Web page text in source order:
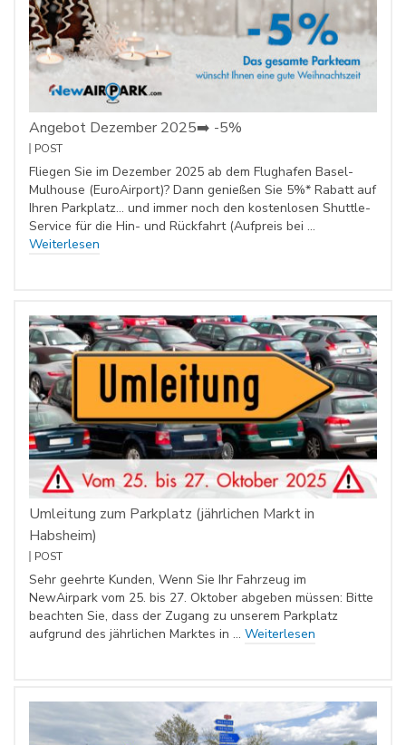
Angebot Dezember 2025➡️ -5%
POST
Fliegen Sie im Dezember 2025 ab dem Flughafen Basel-
Mulhouse (EuroAirport)? Dann genießen Sie 5%* Rabatt auf
Ihren Parkplatz… und immer noch den kostenlosen Shuttle-
Service für die Hin- und Rückfahrt (Aufpreis bei …
Weiterlesen
Umleitung zum Parkplatz (jährlichen Markt in
Habsheim)
POST
Sehr geehrte Kunden, Wenn Sie Ihr Fahrzeug im
NewAirpark vom 25. bis 27. Oktober abgeben müssen: Bitte
beachten Sie, dass der Zugang zu unserem Parkplatz
aufgrund des jährlichen Marktes in … Weiterlesen